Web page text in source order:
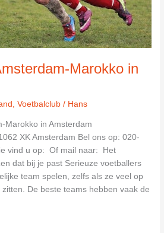
Marokko in
,Voetbalclub / Hans
Marokko in Amsterdam
XK Amsterdam Bel ons op: 020-
vind u op: Of mail naar: Het
dat bij je past Serieuze voetballers
team spelen, zelfs als ze veel op
De beste teams hebben vaak de